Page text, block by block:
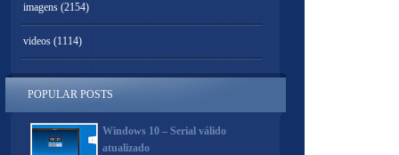
imagens (2154)
videos (1114)
POPULAR POSTS
Windows 10 – Serial válido
atualizado